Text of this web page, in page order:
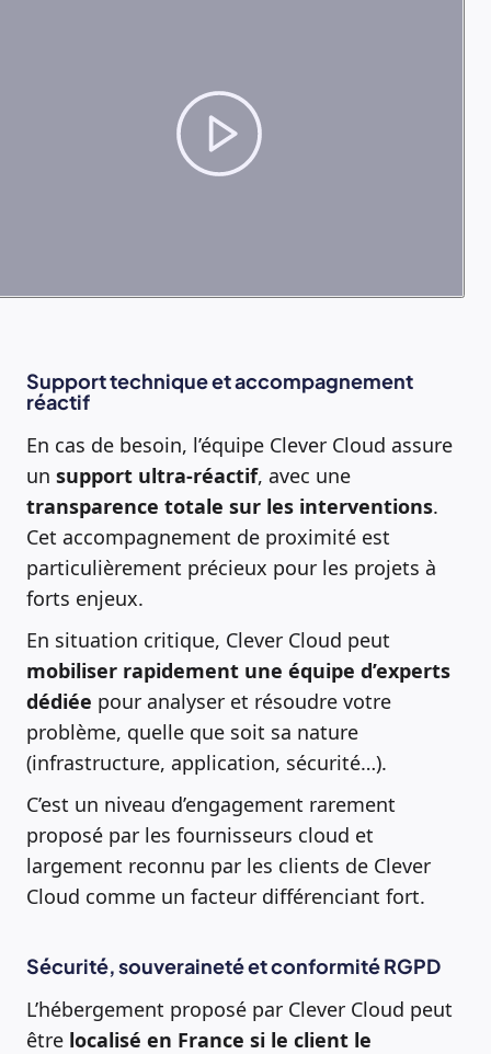
Support technique et accompagnement
réactif
En cas de besoin, l’équipe Clever Cloud assure
un support ultra-réactif, avec une
transparence totale sur les interventions.
Cet accompagnement de proximité est
particulièrement précieux pour les projets à
forts enjeux.
En situation critique, Clever Cloud peut
mobiliser rapidement une équipe d’experts
dédiée pour analyser et résoudre votre
problème, quelle que soit sa nature
(infrastructure, application, sécurité…).
C’est un niveau d’engagement rarement
proposé par les fournisseurs cloud et
largement reconnu par les clients de Clever
Cloud comme un facteur différenciant fort.
Sécurité, souveraineté et conformité RGPD
L’hébergement proposé par Clever Cloud peut
être localisé en France si le client le